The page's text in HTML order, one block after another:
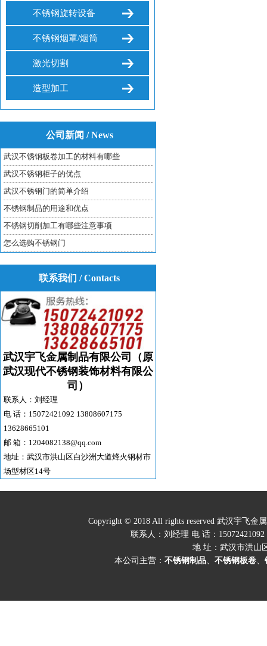
不锈钢旋转设备
不锈钢烟罩/烟筒
激光切割
造型加工
公司新闻 / News
武汉不锈钢板卷加工的材料有哪些
武汉不锈钢柜子的优点
武汉不锈钢门的简单介绍
不锈钢制品的用途和优点
不锈钢切削加工有哪些注意事项
怎么选购不锈钢门
联系我们 / Contacts
武汉宇飞金属制品有限公司（原
武汉现代不锈钢装饰材料有限公
司）
联系人：刘经理
电 话：15072421092 13808607175
13628665101
邮 箱：1204082138@qq.com
地址：武汉市洪山区白沙洲大道烽火钢材市
场型材区14号
Copyright © 2018 All rights reserved 武汉宇飞
联系人：刘经理 电 话：15072421092
地 址：武汉市洪山
本公司主营： 不锈钢制品、 不锈钢板卷、